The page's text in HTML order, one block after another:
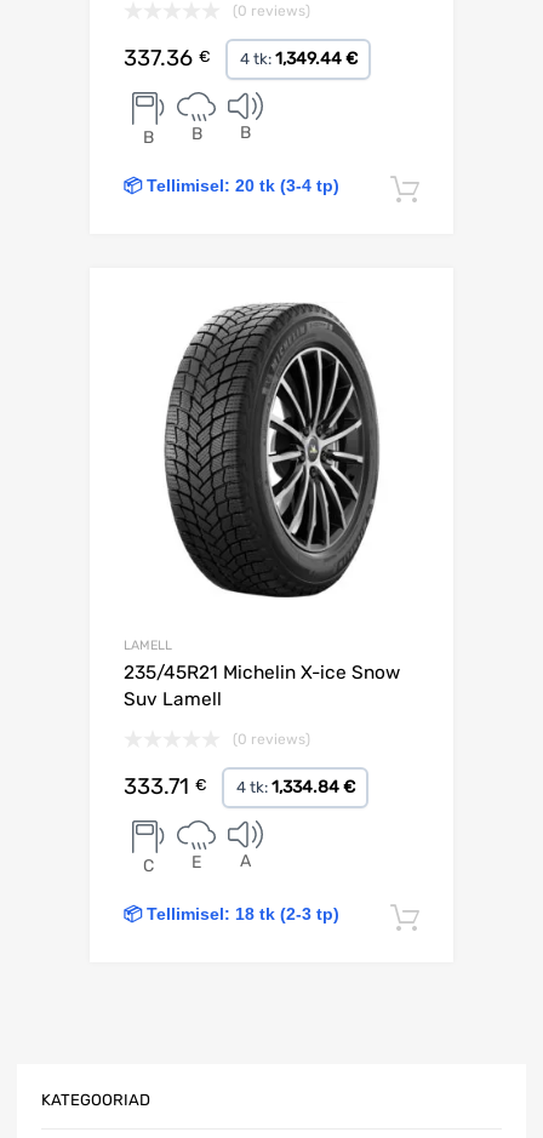
(0 reviews)
337.36 € 4 tk: 1,349.44 €
B B B
📦 Tellimisel: 20 tk (3-4 tp)
LAMELL
235/45R21 Michelin X-ice Snow
Suv Lamell
(0 reviews)
333.71 € 4 tk: 1,334.84 €
C E A
📦 Tellimisel: 18 tk (2-3 tp)
KATEGOORIAD